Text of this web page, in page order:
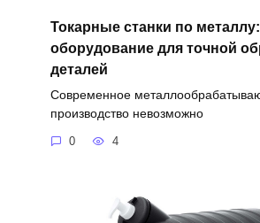
Токарные станки по металлу:
оборудование для точной
деталей
Современное
производство невозможно
0 4